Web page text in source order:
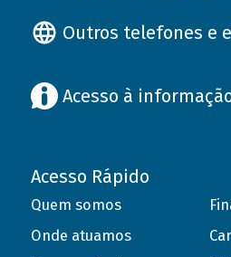
Outros telefones e
Acesso à
Acesso Rápido
Quem somos
Onde atuamos